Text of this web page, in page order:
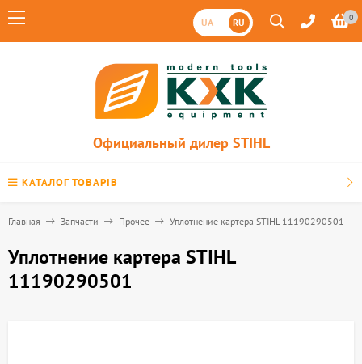
UA RU 0
Официальный дилер STIHL
КАТАЛОГ ТОВАРІВ
Главная Запчасти Прочее Уплотнение картера STIHL 11190290501
Уплотнение картера STIHL
11190290501